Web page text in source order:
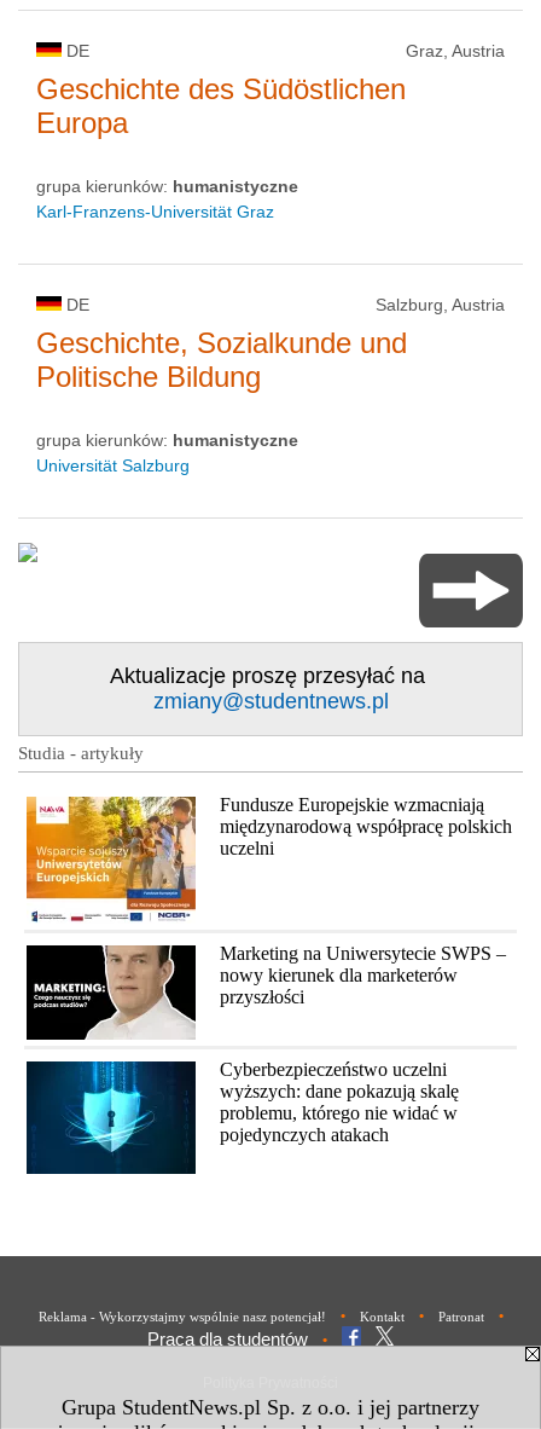
Grupa StudentNews.pl Sp. z o.o. i jej partnerzy
DE Graz, Austria
Geschichte des Südöstlichen
Europa
grupa kierunków: humanistyczne
Karl-Franzens-Universität Graz
DE Salzburg, Austria
Geschichte, Sozialkunde und
Politische Bildung
grupa kierunków: humanistyczne
Universität Salzburg
Aktualizacje proszę przesyłać na
zmiany@studentnews.pl
Studia - artykuły
Fundusze Europejskie wzmacniają
międzynarodową współpracę polskich
uczelni
Marketing na Uniwersytecie SWPS –
nowy kierunek dla marketerów
przyszłości
Cyberbezpieczeństwo uczelni
wyższych: dane pokazują skalę
problemu, którego nie widać w
pojedynczych atakach
Reklama - Wykorzystajmy wspólnie nasz potencjał! • Kontakt • Patronat •
Praca dla studentów •